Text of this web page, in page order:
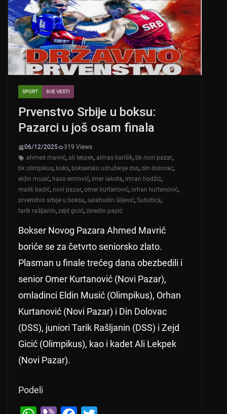
p
o
k
SPORT SVE VESTI
Prvenstvo Srbije u boksu:
Pazarci u još osam finala
06/12/2025
319 Views
ahmed mavrić, ali lekpek, almas karišik, bk novi pazar,
bk olimpikus, boks, boksersko udruženje dss, din dolovac,
eldin musić, haso emrović, imer lakota, imran hodžić,
malik badić, novi pazar, omer kurtanović, orhan kurtanović,
prvenstvo srbije u boksu, salahudin šiljević, Subotica,
tarik rašljanin, zejd gicić, zinedin papić
Bokser Novog Pazara Ahmed Mavrić
boriće se za četvrto seniorsko zlato.
Plasman u finale trećeg dana obezbedili i
senior Omer Kurtanović (Novi Pazar),
omladinci Eldin Musić (Olimpikus), Orhan
Kurtanović (Novi Pazar) i Din Dolovac
(DSS), juniori Tarik Rašljanin (DSS) i Zejd
Gicić (Olimpikus), kao i kadet Ali Lekpek
(Novi Pazar).
Podeli